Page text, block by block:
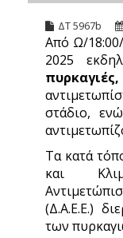
ΔΤ 5967b
Από Ω/
2025
πυρκαγιές,
στάδιο,
Τα κατά
και
(Δ.Α.Ε.Ε.)
των